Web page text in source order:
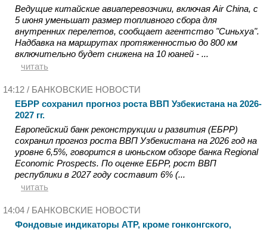
Ведущие китайские авиаперевозчики, включая Air China, с
5 июня уменьшат размер топливного сбора для
внутренних перелетов, сообщает агентство "Синьхуа".
Надбавка на маршрутах протяженностью до 800 км
включительно будет снижена на 10 юаней - ...
читать
14:12 / БАНКОВСКИЕ НОВОСТИ
ЕБРР сохранил прогноз роста ВВП Узбекистана на 2026-
2027 гг.
Европейский банк реконструкции и развития (ЕБРР)
сохранил прогноз роста ВВП Узбекистана на 2026 год на
уровне 6,5%, говорится в июньском обзоре банка Regional
Economic Prospects. По оценке ЕБРР, рост ВВП
республики в 2027 году составит 6% (...
читать
14:04 / БАНКОВСКИЕ НОВОСТИ
Фондовые индикаторы АТР, кроме гонконгского,